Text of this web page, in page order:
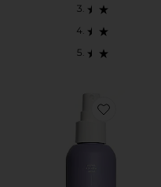
Favorite